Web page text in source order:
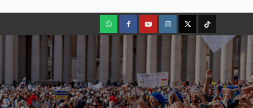
WhatsAppFacebookYoutubeInstagram
X TikTok